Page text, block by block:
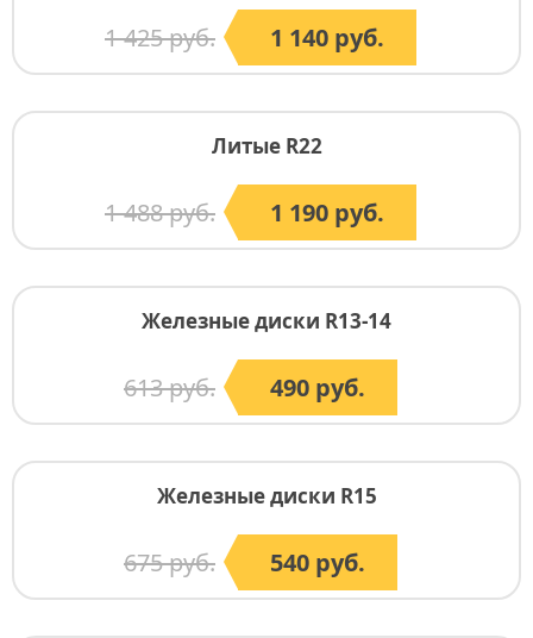
1 425 руб. 1 140 руб.
Литые R22
1 488 руб. 1 190 руб.
Железные диски R13-14
613 руб. 490 руб.
Железные диски R15
675 руб. 540 руб.